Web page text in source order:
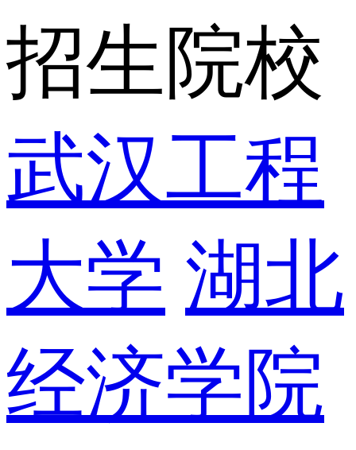
招生院校
武汉工程
大学 湖北
经济学院